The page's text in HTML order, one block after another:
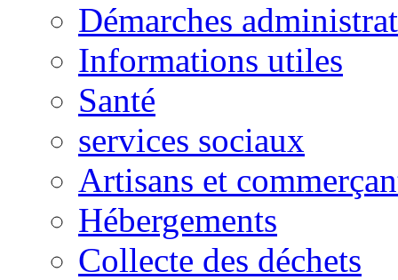
Démarches
Informations utiles
Santé
services sociaux
Artisans et
Hébergements
Collecte des déchets